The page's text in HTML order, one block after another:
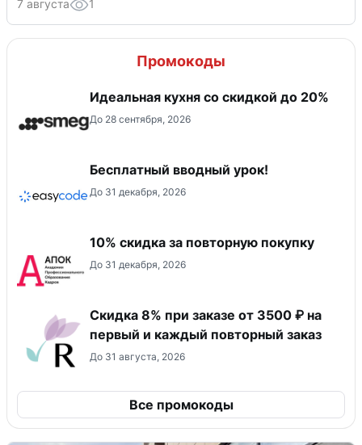
7 августа 1
Промокоды
Идеальная кухня со скидкой до 20%
До 28 сентября, 2026
Бесплатный вводный урок!
До 31 декабря, 2026
10% скидка за повторную покупку
До 31 декабря, 2026
Скидка 8% при заказе от 3500 ₽ на
первый и каждый повторный заказ
До 31 августа, 2026
Все промокоды